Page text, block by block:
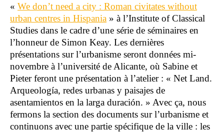
« We don’t need a city : Roman civitates without
urban centres in Hispania » à l’Institute of Classical
Studies dans le cadre d’une série de séminaires en
l’honneur de Simon Keay. Les dernières
présentations sur l’urbanisme seront données mi-
novembre à l’université de Alicante, où Sabine et
Pieter feront une présentation à l’atelier : « Net Land.
Arqueología, redes urbanas y paisajes de
asentamientos en la larga duración. » Avec ça, nous
fermons la section des documents sur l’urbanisme et
continuons avec une partie spécifique de la ville : les